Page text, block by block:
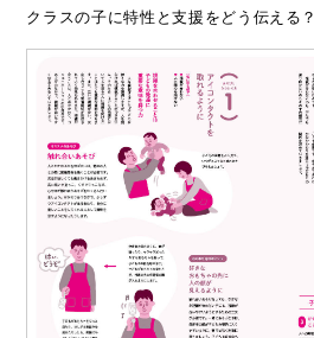
クラスの子に特性と支援をどう伝える？